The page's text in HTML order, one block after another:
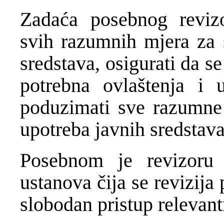
Zadaća posebnog
svih razumnih mjera
sredstava, osigurati da
potrebna ovlaštenja i
poduzimati sve
upotreba javnih
Posebnom je
ustanova čija se
slobodan pristup